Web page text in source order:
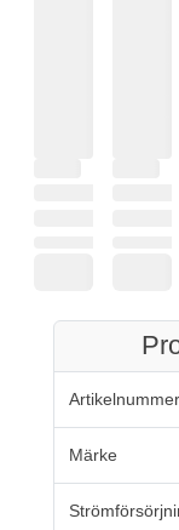
Artikelnummer
Märke